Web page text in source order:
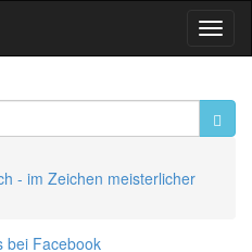
- im Zeichen meisterlicher